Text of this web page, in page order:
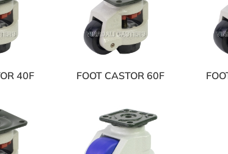
40F FOOT CASTOR 60F